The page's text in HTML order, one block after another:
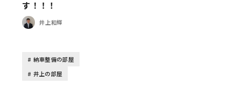
す！！！
井上和輝
納車整備の部屋
井上の部屋